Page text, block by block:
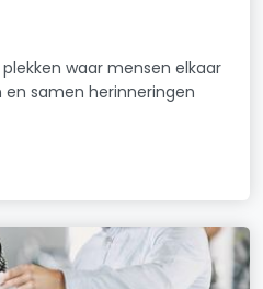
waar mensen elkaar
samen herinneringen